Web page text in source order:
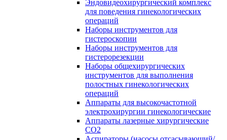
Эндовидеохирургический комплекс
для поведения гинекологических
операций
Наборы инструментов для
гистероскопии
Наборы инструментов для
гистерорезекции
Наборы общехирургических
инструментов для выполнения
полостных гинекологических
операций
Аппараты для высокочастотной
электрохирургии гинекологические
Аппараты лазерные хирургические
СО2